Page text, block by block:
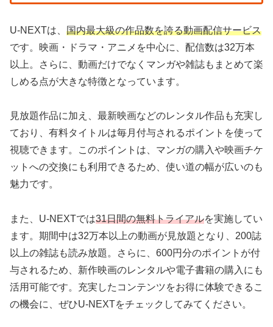
U-NEXTは、 国内最大級の作品数を誇る動画配信サービス
です。映画・ドラマ・アニメを中心に、配信数は32万本
以上。さらに、動画だけでなくマンガや雑誌もまとめて楽
しめる点が大きな特徴となっています。
見放題作品に加え、最新映画などのレンタル作品も充実し
ており、有料タイトルは毎月付与されるポイントを使って
視聴できます。このポイントは、マンガの購入や映画チケ
ットへの交換にも利用できるため、使い道の幅が広いのも
魅力です。
また、U-NEXTでは31日間の無料トライアルを実施してい
ます。期間中は32万本以上の動画が見放題となり、200誌
以上の雑誌も読み放題。さらに、600円分のポイントが付
与されるため、新作映画のレンタルや電子書籍の購入にも
活用可能です。充実したコンテンツをお得に体験できるこ
の機会に、ぜひU-NEXTをチェックしてみてください。